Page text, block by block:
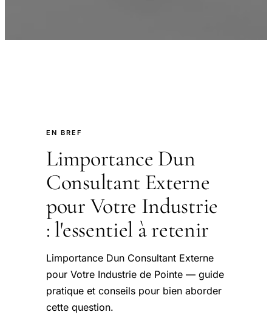
EN BREF
Limportance Dun
Consultant Externe
pour Votre Industrie
: l'essentiel à retenir
Limportance Dun Consultant Externe
pour Votre Industrie de Pointe — guide
pratique et conseils pour bien aborder
cette question.